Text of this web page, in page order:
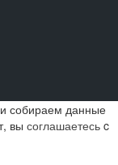
собираем данные
вы соглашаетесь c